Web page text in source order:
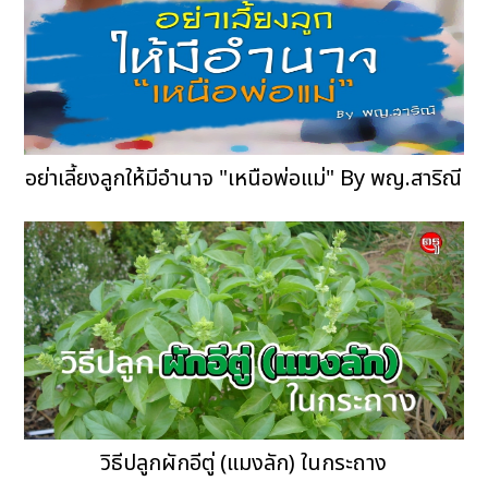
อย่าเลี้ยงลูกให้มีอำนาจ "เหนือพ่อแม่" By พญ.สาริณี
วิธีปลูกผักอีตู่ (แมงลัก) ในกระถาง